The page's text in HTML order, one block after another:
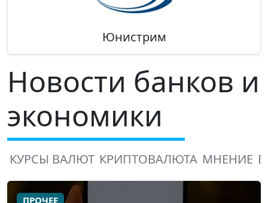
Юнистрим
Новости банков и
экономики
КУРСЫ ВАЛЮТ КРИПТОВАЛЮТА МНЕНИЕ
ПРОЧЕЕ